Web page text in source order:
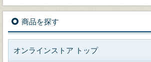
商品を探す
オンラインストア トップ